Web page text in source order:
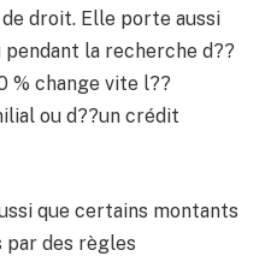
droit. Elle porte aussi
la recherche d??
% change vite l??
ou d??un crédit
que certains montants
par des règles